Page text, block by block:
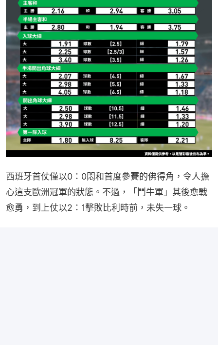
西班牙首仗僅以0：0悶和首度參賽的佛得角，令人擔
心這支歐洲冠軍的狀態。不過，「鬥牛軍」其後愈戰
愈勇，到上仗以2：1擊敗比利時前，未失一球。